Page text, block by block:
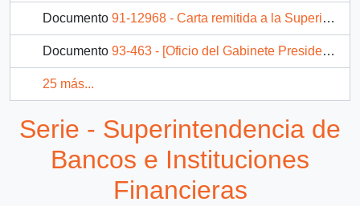
Documento 91-12968 - Carta remitida a la Superintendencia de Bancos e Instituciones Financieras
Documento 93-463 - [Oficio del Gabinete Presidencial dirigido a la Superintendencia de Bancos e Instituciones Financieras, mediante el cual se solicita informar gestión realizada ante solicitud de particular]
25 más...
Serie - Superintendencia de
Bancos e Instituciones
Financieras